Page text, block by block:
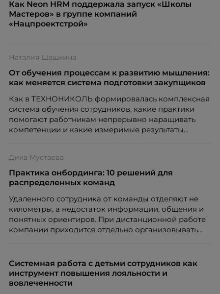
Как Neon HRM поддержала запуск «Школы
Мастеров» в группе компаний
«Нацпроектстрой»
Наталия Шашкина
От обучения процессам к развитию мышления:
как меняется система подготовки закупщиков
Как в ТЕХНОНИКОЛЬ формировалась комплексная
система обучения сотрудников, какие практики
помогают работникам непрерывно наращивать
компетенции и какие измеримые результаты
закупкам направления «Минеральная изоляция»
компании ТЕХНОНИКОЛЬ.
Дина Мустаева
Практика онбординга: 10 решений для
распределенных команд
Удаленного сотрудника от команды отделяют не
километры, а недостаток информации, общения и
понятных ориентиров. При дистанционной работе
компании приходится отдельно организовывать
по работе с персоналом Инфомаксимум,
рассказывает, как выстроить адаптацию
распределенной команды без лишнего контроля и
Системная работа с детьми сотрудников как
инструмент повышения лояльности и
вовлеченности